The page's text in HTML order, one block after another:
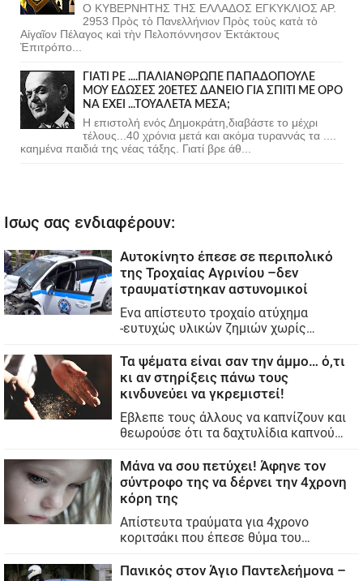
Ο ΚΥΒΕΡΝΗΤΗΣ ΤΗΣ ΕΛΛΑΔΟΣ ΕΓΚΥΚΛΙΟΣ ΑΡ.
2953 Πρὸς τὸ Πανελλήνιον Πρὸς τοὺς κατὰ τὸ
Αἰγαῖον Πέλαγος καὶ τὴν Πελοπόννησον Ἐκτάκτους
Ἐπιτρόπο...
ΓΙΑΤΙ ΡΕ ....ΠΑΛΙΑΝΘΡΩΠΕ ΠΑΠΑΔΟΠΟΥΛΕ
ΜΟΥ ΕΔΩΣΕΣ 20ΕΤΕΣ ΔΑΝΕΙΟ ΓΙΑ ΣΠΙΤΙ ΜΕ ΟΡΟ
ΝΑ ΕΧΕΙ ...ΤΟΥΑΛΕΤΑ ΜΕΣΑ;
Η επιστολή ενός Δημοκράτη,διαβάστε το μέχρι
τέλους...40 χρόνια μετά και ακόμα τυραννάς τα ....
καημένα παιδιά της νέας τάξης. Γιατί βρε άθ...